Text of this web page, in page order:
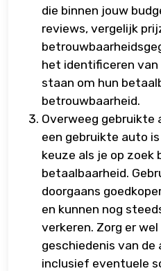
die binnen jouw
reviews, vergelijk
het identificeren van
staan om hun
betrouwbaarheid.
Overweeg gebruikte
een gebruikte auto
keuze als je op zoek
betaalbaarheid.
doorgaans
en kunnen nog
verkeren. Zorg er
geschiedenis van
inclusief eventuele